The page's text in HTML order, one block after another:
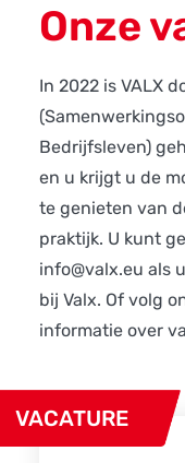
Onze
In 2022 is VALX
Bedrijfsleven)
en u krijgt u de
te genieten van
praktijk. U kunt
info@valx.eu als
bij Valx. Of volg
informatie over
VACATURE